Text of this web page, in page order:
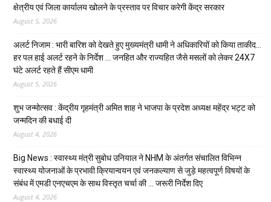
क्षेत्रीय एवं जिला कार्यालय खोलने के प्रस्ताव पर विचार करेगी केंद्र सरकार
August 5, 2026
अलर्ट निजाम : भारी बारिश को देखते हुए मुख्यमंत्री धामी ने अधिकारियों को किया ताकीद…
हर पल हाई अलर्ट रहने के निर्देश … जनहित और राज्यहित जैसे मसलों को लेकर 24X7
घंटे अलर्ट रहते हैं सीएम धामी
August 5, 2026
शुभ जन्मोत्सव : केंद्रीय गृहमंत्री अमित शाह ने भाजपा के प्रदेश अध्यक्ष महेंद्र भट्ट को
जन्मदिन की बधाई दी
August 4, 2026
Big News : स्वास्थ्य मंत्री सुबोध उनियाल ने NHM के अंतर्गत संचालित विभिन्न
स्वास्थ्य योजनाओं के प्रभावी क्रियान्वयन एवं जनकल्याण से जुड़े महत्वपूर्ण विषयों के
संबंध में एमडी एनएचएम के साथ विस्तृत चर्चा की … जरूरी निर्देश दिए
August 4, 2026